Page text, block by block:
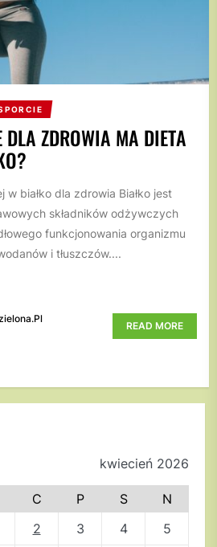
DLA ZDROWIA MA DIETA
białko dla zdrowia Białko jest
składników odżywczych
funkcjonowania organizmu
i tłuszczów....
READ MORE
kwiecień 2026
C P S
N
2 3 4 5